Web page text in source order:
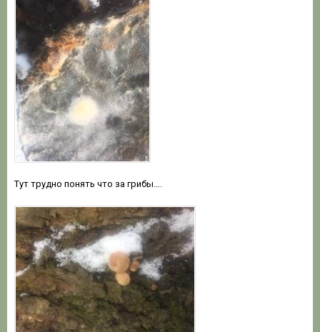
Тут трудно понять что за грибы….